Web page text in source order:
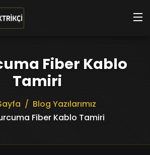
Fiber Kablo
Tamiri
Blog Yazılarımız
Fiber Kablo Tamiri